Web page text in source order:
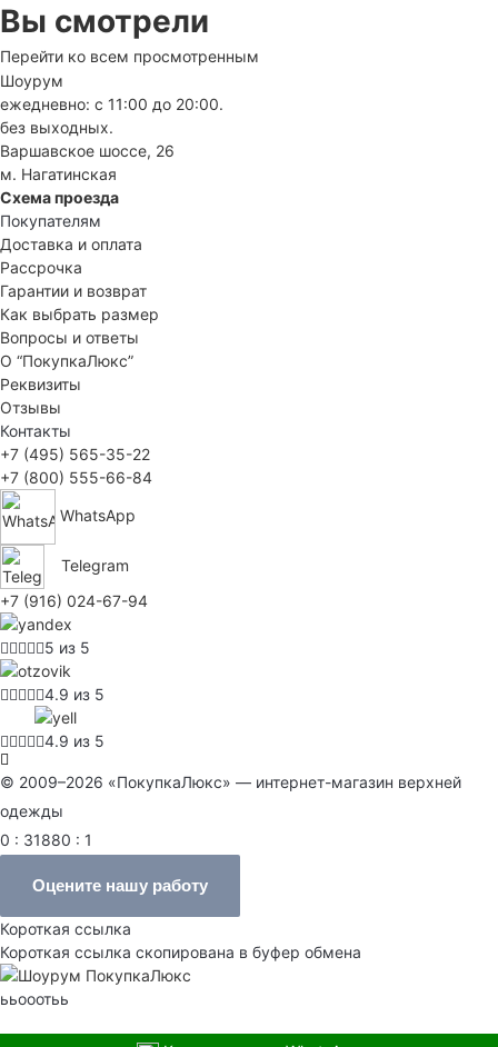
Вы смотрели
Перейти ко всем просмотренным
Шоурум
ежедневно: с 11:00 до 20:00.
без выходных.
Варшавское шоссе, 26
м. Нагатинская
Схема проезда
Покупателям
Доставка и оплата
Рассрочка
Гарантии и возврат
Как выбрать размер
Вопросы и ответы
О “ПокупкаЛюкс”
Реквизиты
Отзывы
Контакты
+7 (495) 565-35-22
+7 (800) 555-66-84
WhatsApp
Telegram
+7 (916) 024-67-94
5 из 5
4.9 из 5
4.9 из 5
© 2009–2026 «ПокупкаЛюкс» — интернет-магазин верхней
одежды
0 : 31880 : 1
Оцените нашу работу
Короткая ссылка
Короткая ссылка скопирована в буфер обмена
ььооотьь